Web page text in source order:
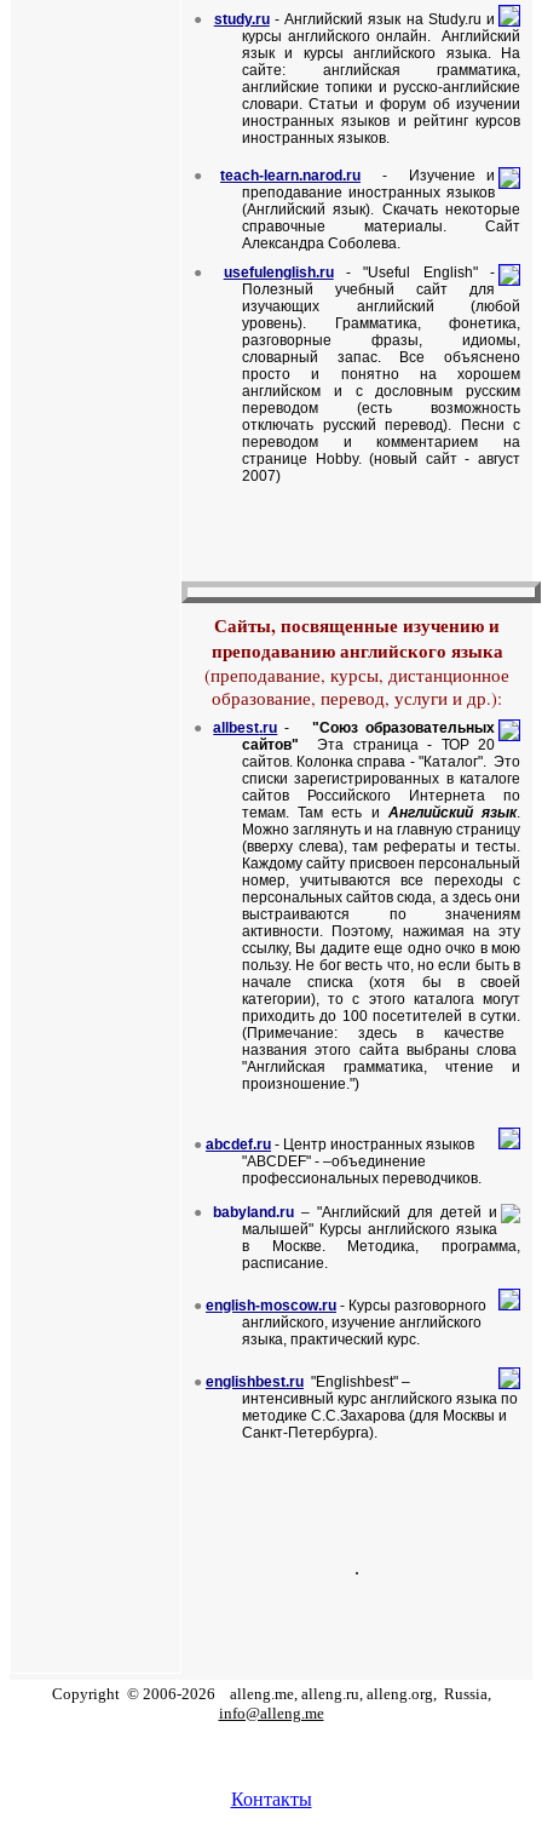
● study.ru-Английский язык на Study.ru и
курсы английского онлайн.
Английский
язык и курсы английского языка. На
сайте: английская грамматика,
английские топики и русско-английские
словари. Статьи ифорум об изучении
иностранных языков и рейтинг курсов
иностранных языков.
● teach- learn.narod.ru
- Изучение и
преподавание иностранных языков
(Английский язык). Скачать некоторые
справочные материалы. Сайт
Александра Соболева.
●
usefulenglish.ru
- "Useful English" -
Полезный учебный сайт для
изучающих английский (любой
уровень). Грамматика, фонетика,
разговорные фразы, идиомы,
словарный запас. Все объяснено
просто и понятно на хорошем
английском и с дословным русским
переводом (есть возможность
отключать русский перевод). Песни с
переводом и комментарием на
странице Hobby. (новый сайт - август
2007)
Сайты, посвященные изучению и
преподаванию английского языка
(преподавание, курсы, дистанционное
образование, перевод, услуги и др.):
● allbest.ru -
"Союз образовательных
сайтов" Эта страница - ТОР 20
сайтов. Колонка справа - "Каталог". Это
списки зарегистрированных в каталоге
сайтов Российского Интернета по
темам. Там есть и Английский язык.
Можно заглянуть и на главную страницу
(вверху слева), там рефераты и тесты.
Каждому сайту присвоен персональный
номер, учитываются все переходы с
персональных сайтов сюда, а здесь они
выстраиваются по значениям
активности. Поэтому, нажимая на эту
ссылку, Вы дадите еще одно очко в мою
пользу. Не бог весть что, но если быть в
начале списка (хотя бы в своей
категории), то с этого каталога могут
приходить до 100 посетителей в сутки.
(Примечание: здесь в качестве
названия этого сайта выбраны слова
"Английская грамматика, чтение и
произношение.")
● abcdef.ru - Центр иностранных языков
"ABCDEF" - –объединение
профессиональных переводчиков.
●
babyland.ru – "Английский для детей и
малышей" Курсы английского языка
в Москве. Методика, программа,
расписание.
● english-moscow.ru - Курсы разговорного
английского, изучение английского
языка, практический курс.
● englishbest.ru "Englishbest" –
интенсивный курс английского языка по
методике С.С.Захарова (для Москвы и
Санкт-Петербурга).
.
Copyright © 2006-2026 alleng.me, alleng.ru, alleng.org, Russia,
info@alleng.me
Контакты